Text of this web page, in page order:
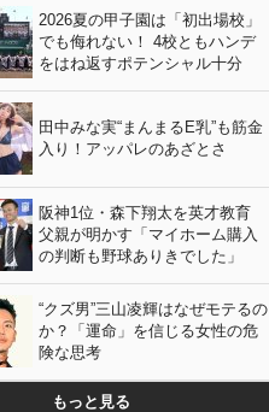
2026夏の甲子園は「初出場校」
でも侮れない！ 4校ともハンデ
をはね返すポテンシャル十分
田中みな実“まんまるE乳”も筋金
入り！アッパレのあざとさ
阪神1位・森下翔太を英才教育
父親が明かす「マイホーム購入
の判断も野球ありきでした」
“クズ男”三山凌輝はなぜモテるの
か？「運命」を信じる女性の危
険な思考
もっと見る